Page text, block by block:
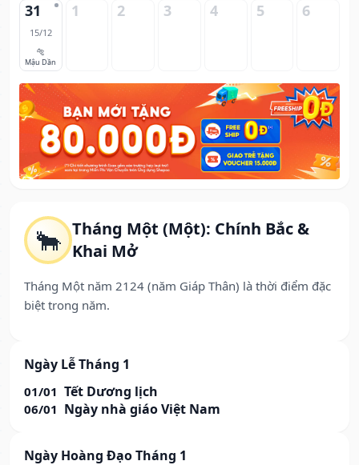
🐂 Tháng Một (Một): Chính Bắc &
Khai Mở
Tháng Một năm 2124 (năm Giáp Thân) là thời điểm đặc
biệt trong năm.
Ngày Lễ Tháng 1
01/01 Tết Dương lịch
06/01 Ngày nhà giáo Việt Nam
Ngày Hoàng Đạo Tháng 1
31
15/12
🐅
Mậu Dần
1 2 3 4 5 6